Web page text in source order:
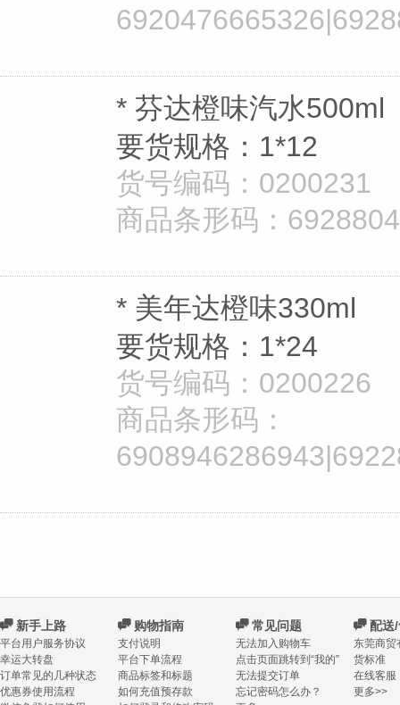
* 芬达橙味汽水500ml
要货规格：1*12
货号编码：0200231
商品条形码：
* 美年达橙味330ml
要货规格：1*24
货号编码：0200226
商品条形码：
C新手上路
平台用户服务协议
幸运大转盘
订单常见的几种状态
优惠券使用流程
C购物指南
支付说明
平台下单流程
商品标签和标题
如何充值预存款
C常见问题
无法加入购物车
点击页面跳转到“我的”
无法提交订单
忘记密码怎么办？
C配送/
东莞商贸
货标准
在线客服
更多>>